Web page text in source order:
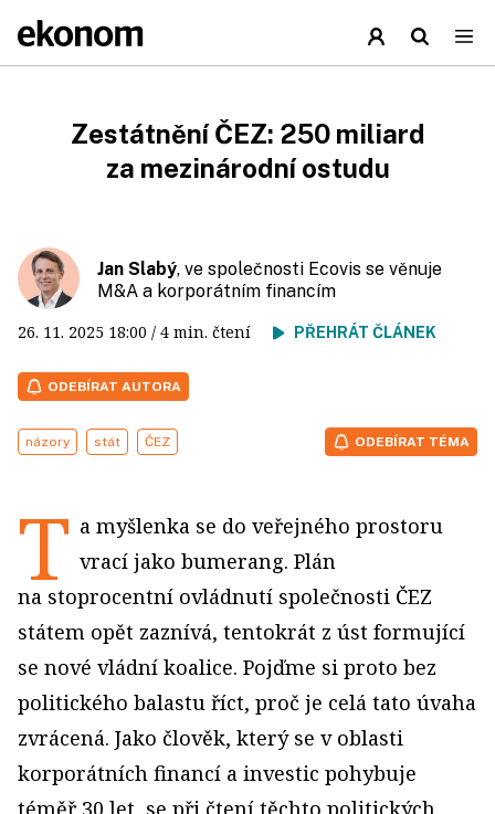
Zestátnění ČEZ: 250 miliard
za mezinárodní ostudu
Jan Slabý, ve společnosti Ecovis se věnuje
M&A a korporátním financím
26. 11. 2025 18:00 / 4 min. čtení PŘEHRÁT ČLÁNEK
ODEBÍRAT AUTORA
názory stát ČEZ ODEBÍRAT TÉMA
T a myšlenka se do veřejného prostoru
vrací jako bumerang. Plán
na stoprocentní ovládnutí společnosti ČEZ
státem opět zaznívá, tentokrát z úst formující
se nové vládní koalice. Pojďme si proto bez
politického balastu říct, proč je celá tato úvaha
zvrácená. Jako člověk, který se v oblasti
korporátních financí a investic pohybuje
téměř 30 let, se při čtení těchto politických